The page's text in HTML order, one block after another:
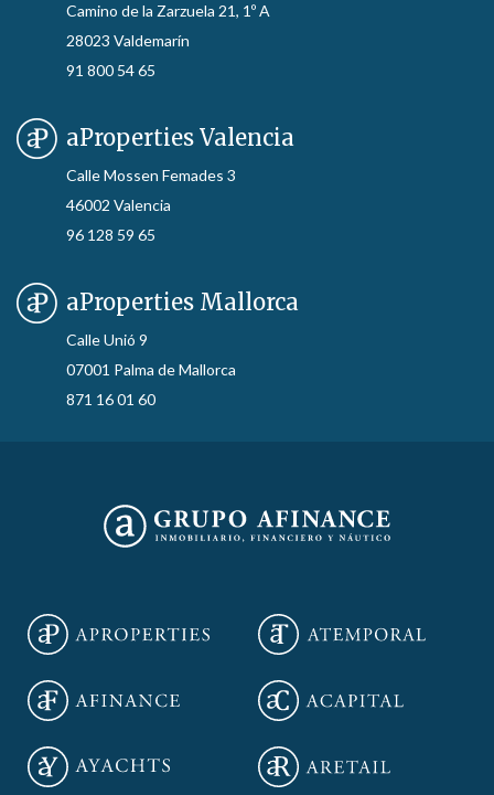
Camino de la Zarzuela 21, 1º A
28023 Valdemarín
91 800 54 65
aProperties Valencia
Calle Mossen Femades 3
46002 Valencia
96 128 59 65
aProperties Mallorca
Calle Unió 9
07001 Palma de Mallorca
871 16 01 60